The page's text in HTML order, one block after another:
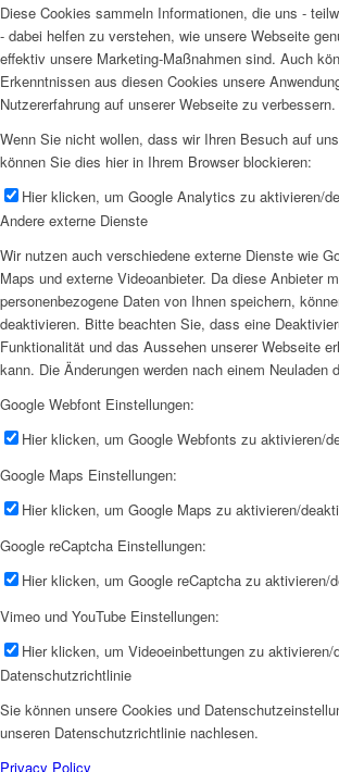
Diese Cookies sammeln Informationen, die uns -
- dabei helfen zu verstehen, wie unsere Webseite
effektiv unsere Marketing-Maßnahmen sind. Auch
Erkenntnissen aus diesen Cookies unsere
Nutzererfahrung auf unserer Webseite zu verbessern.
Wenn Sie nicht wollen, dass wir Ihren Besuch auf
können Sie dies hier in Ihrem Browser blockieren:
Hier klicken, um Google Analytics zu aktivieren/
Andere externe Dienste
Wir nutzen auch verschiedene externe Dienste wie
Maps und externe Videoanbieter. Da diese Anbieter
personenbezogene Daten von Ihnen speichern,
deaktivieren. Bitte beachten Sie, dass eine
Funktionalität und das Aussehen unserer Webseite
kann. Die Änderungen werden nach einem Neuladen
Google Webfont Einstellungen:
Hier klicken, um Google Webfonts zu aktivieren/
Google Maps Einstellungen:
Hier klicken, um Google Maps zu aktivieren/
Google reCaptcha Einstellungen:
Hier klicken, um Google reCaptcha zu aktivieren/
Vimeo und YouTube Einstellungen:
Hier klicken, um Videoeinbettungen zu aktivieren/
Datenschutzrichtlinie
Sie können unsere Cookies und
unseren Datenschutzrichtlinie nachlesen.
Privacy Policy